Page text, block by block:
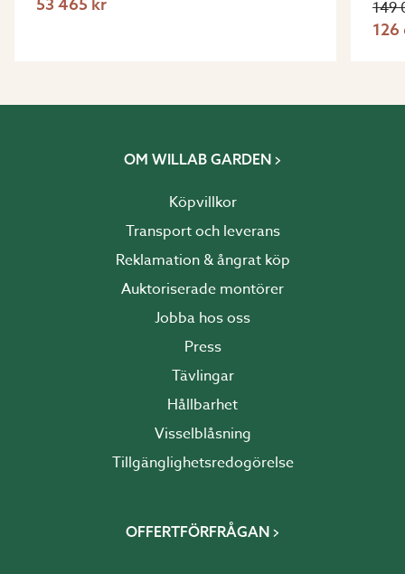
149
126
OM WILLAB GARDEN
Köpvillkor
Transport och leverans
Reklamation & ångrat köp
Auktoriserade montörer
Jobba hos oss
Press
Tävlingar
Hållbarhet
Visselblåsning
Tillgänglighetsredogörelse
OFFERTFÖRFRÅGAN